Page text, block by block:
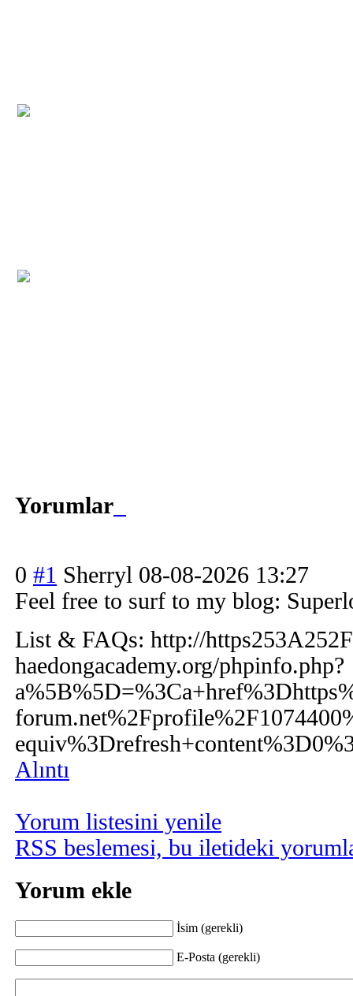
Yorumlar
0 #1 Sherryl 08-08-2026 13:27
Feel free to surf to my blog:
List & FAQs: http://
haedongacademy.org/phpinfo.php?
Alıntı
Yorum listesini yenile
RSS beslemesi, bu iletideki
Yorum ekle
İsim (gerekli)
E-Posta (gerekli)